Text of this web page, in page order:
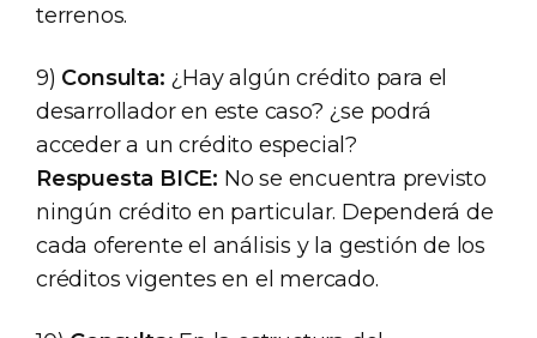
terrenos.
9) Consulta: ¿Hay algún crédito para el
desarrollador en este caso? ¿se podrá
acceder a un crédito especial?
Respuesta BICE: No se encuentra previsto
ningún crédito en particular. Dependerá de
cada oferente el análisis y la gestión de los
créditos vigentes en el mercado.